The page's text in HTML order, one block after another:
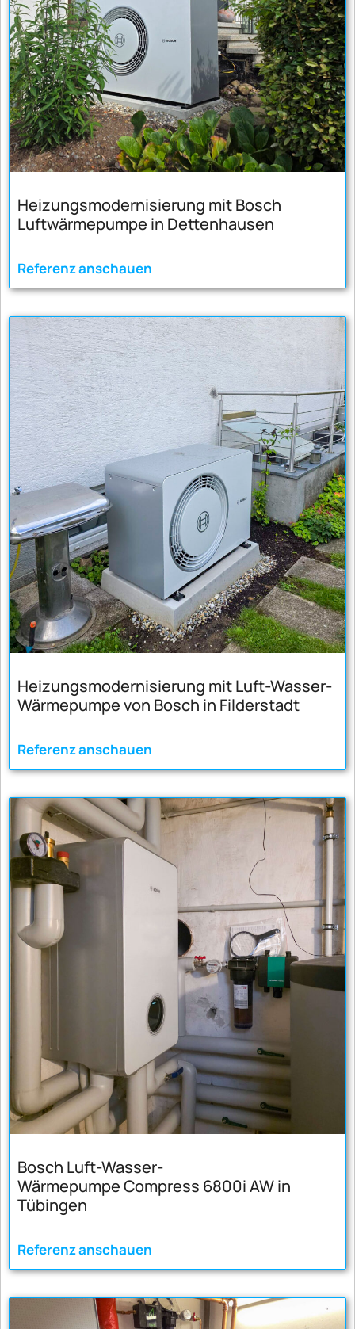
Heizungsmodernisierung mit Bosch
Luftwärmepumpe in Dettenhausen
Referenz anschauen
Heizungsmodernisierung mit Luft-Wasser-
Wärmepumpe von Bosch in Filderstadt
Referenz anschauen
Bosch Luft-Wasser-
Wärmepumpe Compress 6800i AW in
Tübingen
Referenz anschauen